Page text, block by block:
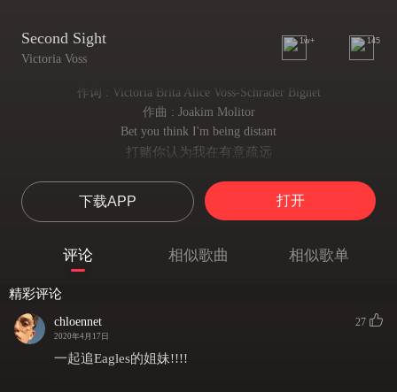
Second Sight
Victoria Voss
1w+ 145
作词 : Victoria Brita Alice Voss-Schrader Bignet
作曲 : Joakim Molitor
Bet you think I'm being distant
打赌你认为我在有意疏远
我也不懂该如何讲述
But something's don't come in an instant
但有些事不是突然而至的
就像我心中所感
But you should know that it's all different
下载APP 打开
评论 相似歌曲 相似歌单
精彩评论
chloennet
2020年4月17日
27
一起追Eagles的姐妹!!!!